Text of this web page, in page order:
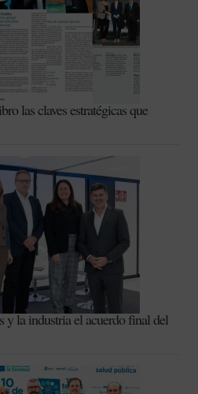
las claves estratégicas que
y la industria el acuerdo final del